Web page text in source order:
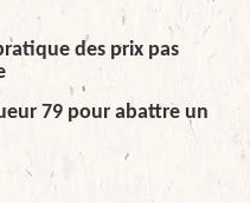
des prix pas
79 pour abattre un